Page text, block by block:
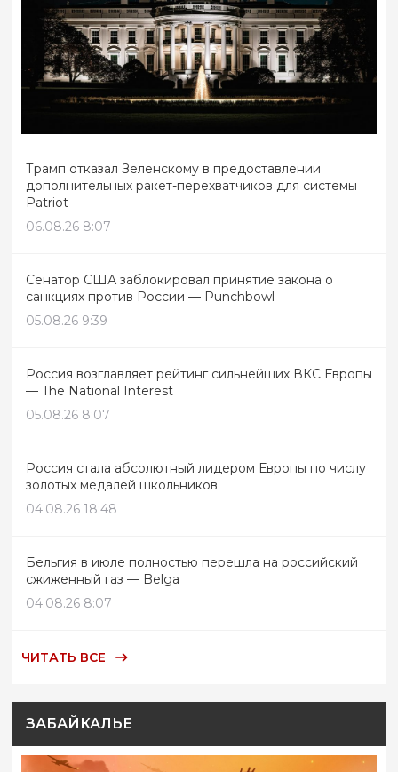
Трамп отказал Зеленскому в предоставлении
дополнительных ракет-перехватчиков для системы
Patriot
06.08.26 8:07
Сенатор США заблокировал принятие закона о
санкциях против России — Punchbowl
05.08.26 9:39
Россия возглавляет рейтинг сильнейших ВКС Европы
— The National Interest
05.08.26 8:07
Россия стала абсолютный лидером Европы по числу
золотых медалей школьников
04.08.26 18:48
Бельгия в июле полностью перешла на российский
сжиженный газ — Belga
04.08.26 8:07
ЧИТАТЬ ВСЕ
ЗАБАЙКАЛЬЕ